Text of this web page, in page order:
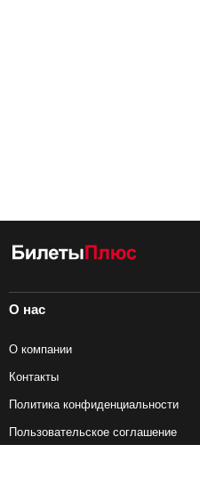
О нас
О компании
Контакты
Политика конфиденциальности
Пользовательское соглашение